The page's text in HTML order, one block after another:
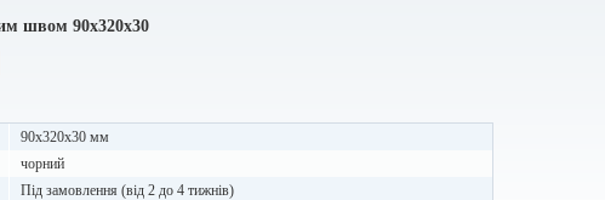
швом 90х320х30
90х320х30 мм
чорний
Під замовлення (від 2 до 4 тижнів)